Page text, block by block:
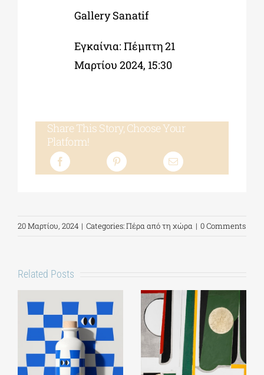
GallerySanatif
Εγκαίνια: Πέμπτη 21
Μαρτίου 2024, 15:30
Share This Story, Choose Your
Platform!
20 Μαρτίου, 2024 | Categories:Πέρα από τη χώρα | 0 Comments
Related Posts